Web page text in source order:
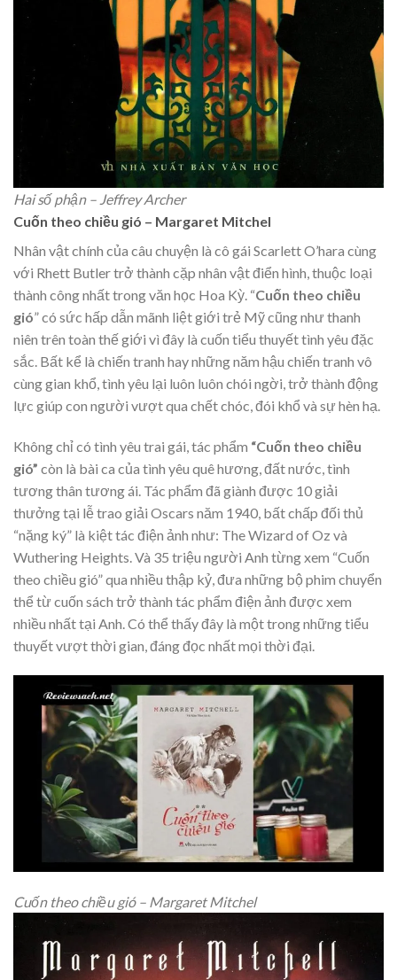
Hai số phận – Jeffrey Archer
Cuốn theo chiều gió – Margaret Mitchel
Nhân vật chính của câu chuyện là cô gái Scarlett O’hara cùng
với Rhett Butler trở thành cặp nhân vật điển hình, thuộc loại
thành công nhất trong văn học Hoa Kỳ. “Cuốn theo chiều
gió” có sức hấp dẫn mãnh liệt giới trẻ Mỹ cũng như thanh
niên trên toàn thế giới vì đây là cuốn tiểu thuyết tình yêu đặc
sắc. Bất kể là chiến tranh hay những năm hậu chiến tranh vô
cùng gian khổ, tình yêu lại luôn luôn chói ngời, trở thành động
lực giúp con người vượt qua chết chóc, đói khổ và sự hèn hạ.
Không chỉ có tình yêu trai gái, tác phẩm “Cuốn theo chiều
gió” còn là bài ca của tình yêu quê hương, đất nước, tình
tương thân tương ái. Tác phẩm đã giành được 10 giải
thưởng tại lễ trao giải Oscars năm 1940, bất chấp đối thủ
“nặng ký” là kiệt tác điện ảnh như: The Wizard of Oz và
Wuthering Heights. Và 35 triệu người Anh từng xem “Cuốn
theo chiều gió” qua nhiều thập kỷ, đưa những bộ phim chuyển
thể từ cuốn sách trở thành tác phẩm điện ảnh được xem
nhiều nhất tại Anh. Có thể thấy đây là một trong những tiểu
thuyết vượt thời gian, đáng đọc nhất mọi thời đại.
Cuốn theo chiều gió – Margaret Mitchel